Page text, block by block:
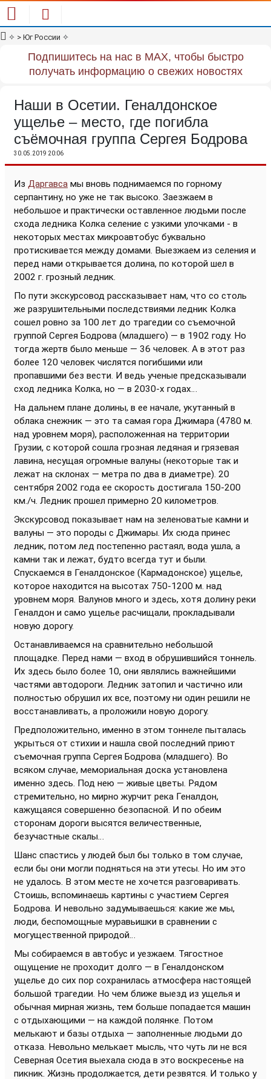
✧ > Юг России ✧
Подпишитесь на нас в MAX, чтобы быстро
получать информацию о свежих новостях
Наши в Осетии. Геналдонское
ущелье – место, где погибла
съёмочная группа Сергея Бодрова
30.05.2019 20:06
Из Даргавса мы вновь поднимаемся по горному
серпантину, но уже не так высоко. Заезжаем в
небольшое и практически оставленное людьми после
схода ледника Колка селение с узкими улочками - в
некоторых местах микроавтобус буквально
протискивается между домами. Выезжаем из селения и
перед нами открывается долина, по которой шел в
2002 г. грозный ледник.
По пути экскурсовод рассказывает нам, что со столь
же разрушительными последствиями ледник Колка
сошел ровно за 100 лет до трагедии со съемочной
группой Сергея Бодрова (младшего) — в 1902 году. Но
тогда жертв было меньше — 36 человек. А в этот раз
более 120 человек числятся погибшими или
пропавшими без вести. И ведь ученые предсказывали
сход ледника Колка, но — в 2030-х годах…
На дальнем плане долины, в ее начале, укутанный в
облака снежник — это та самая гора Джимара (4780 м.
над уровнем моря), расположенная на территории
Грузии, с которой сошла грозная ледяная и грязевая
лавина, несущая огромные валуны (некоторые так и
лежат на склонах — метра по два в диаметре). 20
сентября 2002 года ее скорость достигала 150-200
км./ч. Ледник прошел примерно 20 километров.
Экскурсовод показывает нам на зеленоватые камни и
валуны — это породы с Джимары. Их сюда принес
ледник, потом лед постепенно растаял, вода ушла, а
камни так и лежат, будто всегда тут и были.
Спускаемся в Геналдонское (Кармадонское) ущелье,
которое находится на высотах 750-1200 м. над
уровнем моря. Валунов много и здесь, хотя долину реки
Геналдон и само ущелье расчищали, прокладывали
новую дорогу.
Останавливаемся на сравнительно небольшой
площадке. Перед нами — вход в обрушившийся тоннель.
Их здесь было более 10, они являлись важнейшими
частями автодороги. Ледник затопил и частично или
полностью обрушил их все, поэтому ни один решили не
восстанавливать, а проложили новую дорогу.
Предположительно, именно в этом тоннеле пыталась
укрыться от стихии и нашла свой последний приют
съемочная группа Сергея Бодрова (младшего). Во
всяком случае, мемориальная доска установлена
именно здесь. Под нею — живые цветы. Рядом
стремительно, но мирно журчит река Геналдон,
кажущаяся совершенно безопасной. И по обеим
сторонам дороги высятся величественные,
безучастные скалы…
Шанс спастись у людей был бы только в том случае,
если бы они могли подняться на эти утесы. Но им это
не удалось. В этом месте не хочется разговаривать.
Стоишь, вспоминаешь картины с участием Сергея
Бодрова. И невольно задумываешься: какие же мы,
люди, беспомощные муравьишки в сравнении с
могущественной природой…
Мы собираемся в автобус и уезжаем. Тягостное
ощущение не проходит долго — в Геналдонском
ущелье до сих пор сохранилась атмосфера настоящей
большой трагедии. Но чем ближе выезд из ущелья и
обычная мирная жизнь, тем больше попадается машин
с отдыхающими — на каждой полянке. Потом
мелькают и базы отдыха — заполненные людьми до
отказа. Невольно мелькает мысль, что чуть ли не вся
Северная Осетия выехала сюда в это воскресенье на
пикник. Жизнь продолжается, дети резвятся. И только у